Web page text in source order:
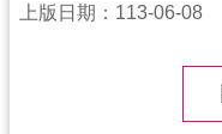
上版日期：113-06-08